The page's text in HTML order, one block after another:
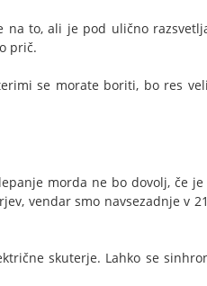
to, ali je pod ulično
prič.
se morate boriti, bo res
morda ne bo dovolj, če
vendar smo navsezadnje v
skuterje. Lahko se